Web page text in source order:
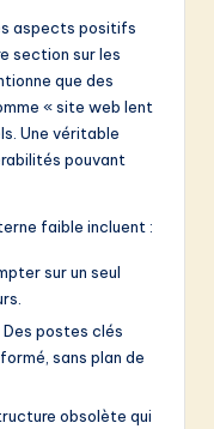
aspects positifs
section sur les
que des
« site web lent
Une véritable
pouvant
faible incluent :
sur un seul
Des postes clés
sans plan de
obsolète qui